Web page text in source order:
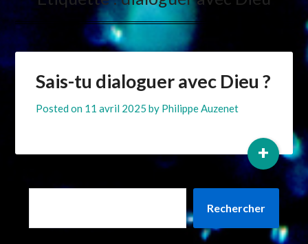
Sais-tu dialoguer avec Dieu ?
Posted on 11 avril 2025 by Philippe Auzenet
+
Rechercher